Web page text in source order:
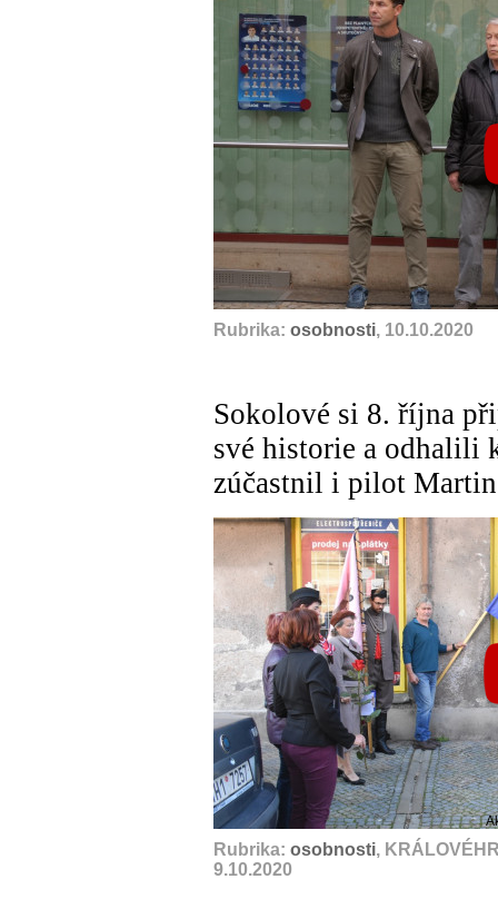
Rubrika: osobnosti, 10.10.2020
Sokolové si 8. října
své historie a odhalili
zúčastnil i pilot
Rubrika: osobnosti,
9.10.2020